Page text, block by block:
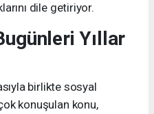
dile getiriyor.
Yıllar
birlikte sosyal
konuşulan konu,